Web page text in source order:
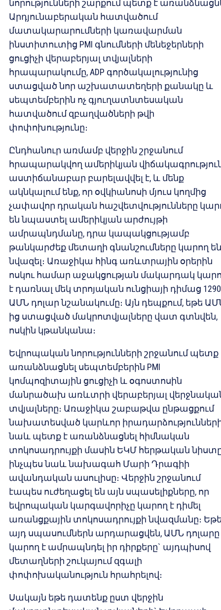
նորությունների շարքում պետք է
Արդյունաբերական հատվածում
մատակարարումների կառավարման
ինստիտուտից PMI գնումների մենեջերների
ցուցիչի վերաբերյալ տվյալների
հրապարակումը, ADP գործակալությունից
ստացված նոր աշխատատեղերի քանակը և
սեպտեմբերին ոչ գյուղատնտեսական
հատվածում զբաղվածների թվի
փոփոխությունը։
Ընդհանուր առմամբ վերջին շրջանում
հրապարակվող ամերիկյան
աստիճանաբար բարելավվել է, և մենք
ակնկալում ենք, որ օվկիանոսի մյուս կողմից
չափավոր դրական հաշվետվությունները
են նպաստել ամերիկյան արժույթի
ամրապնդմանը, դրա կապակցությամբ
թանկարժեք մետաղի գնանշումները կարող են
նվազել։ Առաջիկա հինգ առևտրային օրերին
ոսկու համար աջակցության մակարդակ
է դառնալ մեկ տրոյական ունցիայի դիմաց
ԱՄՆ դոլար նշանակումը։ Այն դեպքում, եթե
ից ստացված մակրոտվյալները վատ գտնվեն,
ոսկին կթանկանա։
Եվրոպական նորությունների շրջանում պետք
առանձնացնել սեպտեմբերին PMI
կոմպոզիտային ցուցիչի և օգոստոսին
մանրածախ առևտրի վերաբերյալ
տվյալները։ Առաջիկա շաբաթվա ընթացքում
նախատեսված կարևոր
նաև պետք է առանձնացնել հիմնական
տոկոսադրույքի մասին ԵԿՄ հերթական
ինչպես նաև նախագահ Մարի Դրագիի
ավանդական ասուլիսը։ Վերջին շրջանում
էապես ուժեղացել են այն սպասելիքները, որ
եվրոպական կարգավորիչը կարող է դիմել
առանցքային տոկոսադրույքի նվազմանը։
այդ սպասումներն արդարացվեն, ԱՄՆ դոլարը
կարող է ամրապնդել իր դիրքերը` այդպիսով
մետաղների շուկայում զգալի
փոփոխականություն հրահրելով։
Սակայն եթե դատենք ըստ վերջին